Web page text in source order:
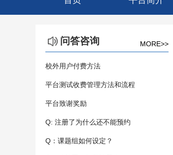
问答咨询 MORE>>
校外用户付费方法
平台测试收费管理方法和流程
平台致谢奖励
Q: 注册了为什么还不能预约
Q：课题组如何设定？